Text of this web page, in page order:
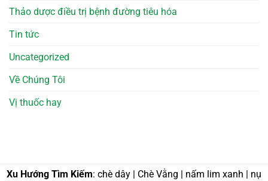
Thảo dược điều trị bệnh đường tiêu hóa
Tin tức
Uncategorized
Về Chúng Tôi
Vị thuốc hay
Xu Hướng Tìm Kiếm: chè dây | Chè Vằng | nấm lim xanh | nụ